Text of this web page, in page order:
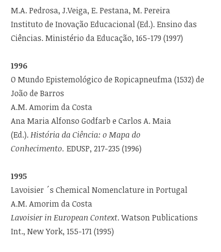
M.A. Pedrosa, J.Veiga, E. Pestana, M. Pereira
Instituto de Inovação Educacional (Ed.). Ensino das
Ciências. Ministério da Educação, 165-179 (1997)
1996
O Mundo Epistemológico de Ropicapneufma (1532) de
João de Barros
A.M. Amorim da Costa
Ana Maria Alfonso Godfarb e Carlos A. Maia
(Ed.).História da Ciência: o Mapa do
Conhecimento. EDUSP, 217-235 (1996)
1995
Lavoisier ´s Chemical Nomenclature in Portugal
A.M. Amorim da Costa
Lavoisier in European Context. Watson Publications
Int., New York, 155-171 (1995)